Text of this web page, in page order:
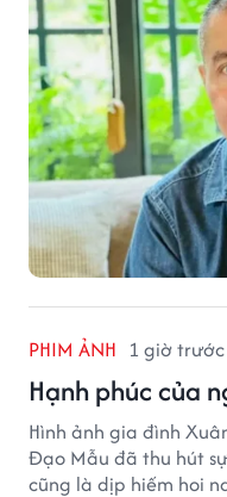
PHIM ẢNH 1 giờ trước
Hạnh phúc của
Hình ảnh gia đình
Đạo Mẫu đã thu hút
cũng là dịp hiếm hoi